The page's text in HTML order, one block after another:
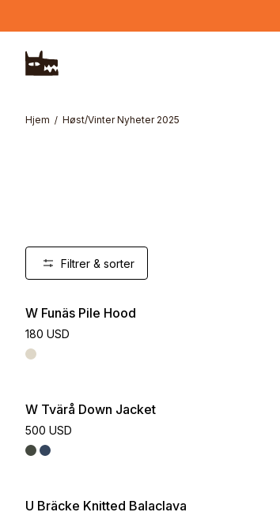
Hjem Høst/Vinter Nyheter 2025
Filtrer & sorter
W Funäs Pile Hood
180 USD
W Tvärå Down Jacket
500 USD
U Bräcke Knitted Balaclava